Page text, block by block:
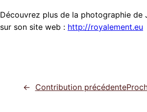
Découvrez plus de la photographie de
sur son site web : http://royalement.eu
← Contribution précédente